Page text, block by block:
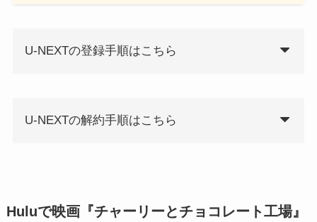
U-NEXTの登録手順はこちら
U-NEXTの解約手順はこちら
Huluで映画『チャーリーとチョコレート工場』